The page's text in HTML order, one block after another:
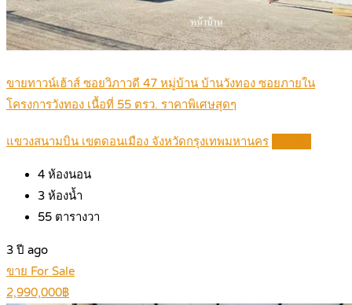
ขายทาวน์เฮ้าส์ ซอยวิภาวดี 47 หมู่บ้าน บ้านวังทอง ซอยภายใน
โครงการวังทอง เนื้อที่ 55 ตรว. ราคาพิเศษสุดๆ
แขวงสนามบิน เขตดอนเมือง จังหวัดกรุงเทพมหานคร
4 ห้องนอน
3 ห้องน้ำ
55 ตารางวา
3 ปี ago
ขาย For Sale
2,990,000฿